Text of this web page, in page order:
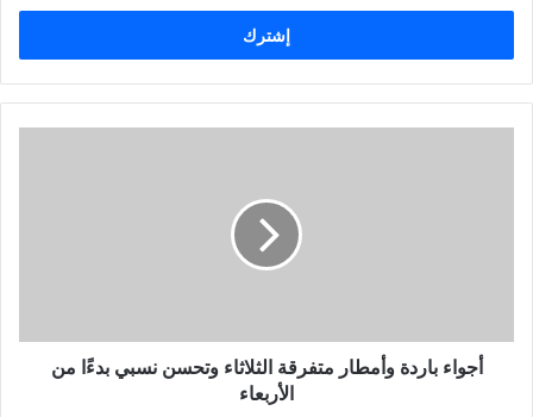
الإلكتروني
أجواء باردة وأمطار متفرقة الثلاثاء وتحسن نسبي بدءًا من
الأربعاء